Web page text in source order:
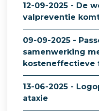
12-09-2025 - De
valpreventie
09-09-2025 -
samenwerking
kosteneffectieve
13-06-2025 -
ataxie